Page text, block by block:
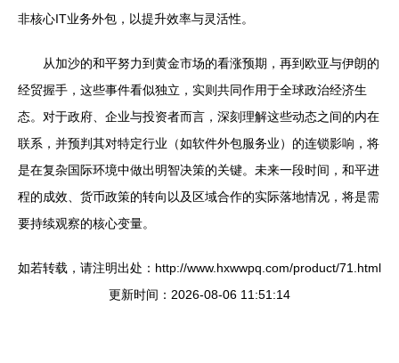
非核心IT业务外包，以提升效率与灵活性。
从加沙的和平努力到黄金市场的看涨预期，再到欧亚与伊朗的
经贸握手，这些事件看似独立，实则共同作用于全球政治经济生
态。对于政府、企业与投资者而言，深刻理解这些动态之间的内在
联系，并预判其对特定行业（如软件外包服务业）的连锁影响，将
是在复杂国际环境中做出明智决策的关键。未来一段时间，和平进
程的成效、货币政策的转向以及区域合作的实际落地情况，将是需
要持续观察的核心变量。
如若转载，请注明出处：http://www.hxwwpq.com/product/71.html
更新时间：2026-08-06 11:51:14